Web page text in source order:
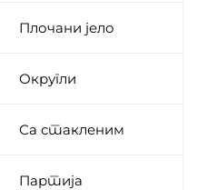
Плочани јело
Округли
Са стакленим
Партија